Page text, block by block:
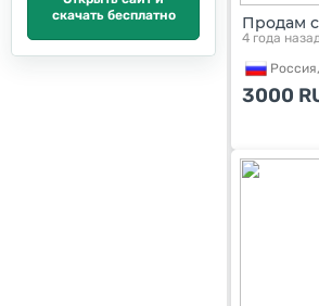
скачать бесплатно
Продам
4 года
Россия,
3000